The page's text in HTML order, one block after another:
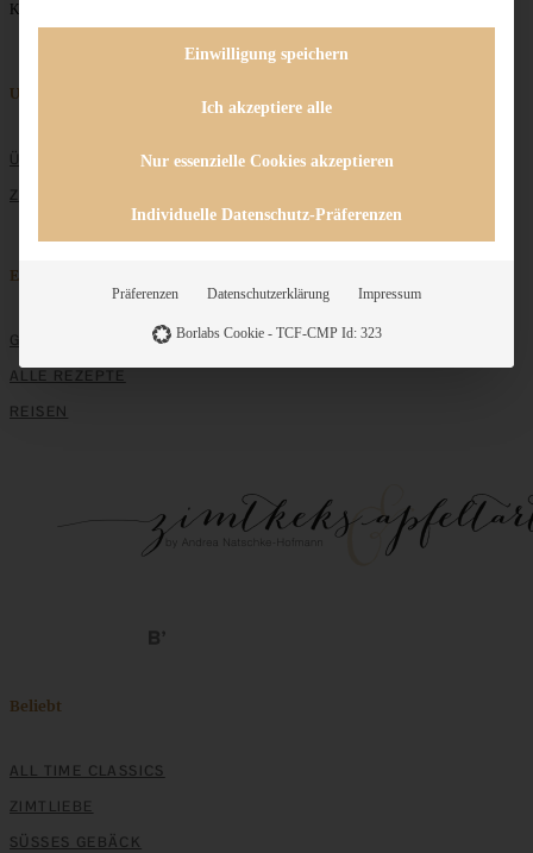
Keine Beiträge gefunden
Unternehmen
ÜBER MICH
ZUSAMMENARBEIT
Entdecken
GRUNDLAGEN
ALLE REZEPTE
REISEN
Beliebt
ALL TIME CLASSICS
ZIMTLIEBE
SÜSSES GEBÄCK
Einwilligung speichern
Ich akzeptiere alle
Nur essenzielle Cookies akzeptieren
Individuelle Datenschutz-Präferenzen
Präferenzen Datenschutzerklärung Impressum
Borlabs Cookie - TCF-CMP Id: 323